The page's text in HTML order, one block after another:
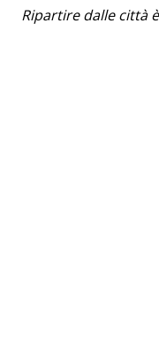
Ripartire dalle città